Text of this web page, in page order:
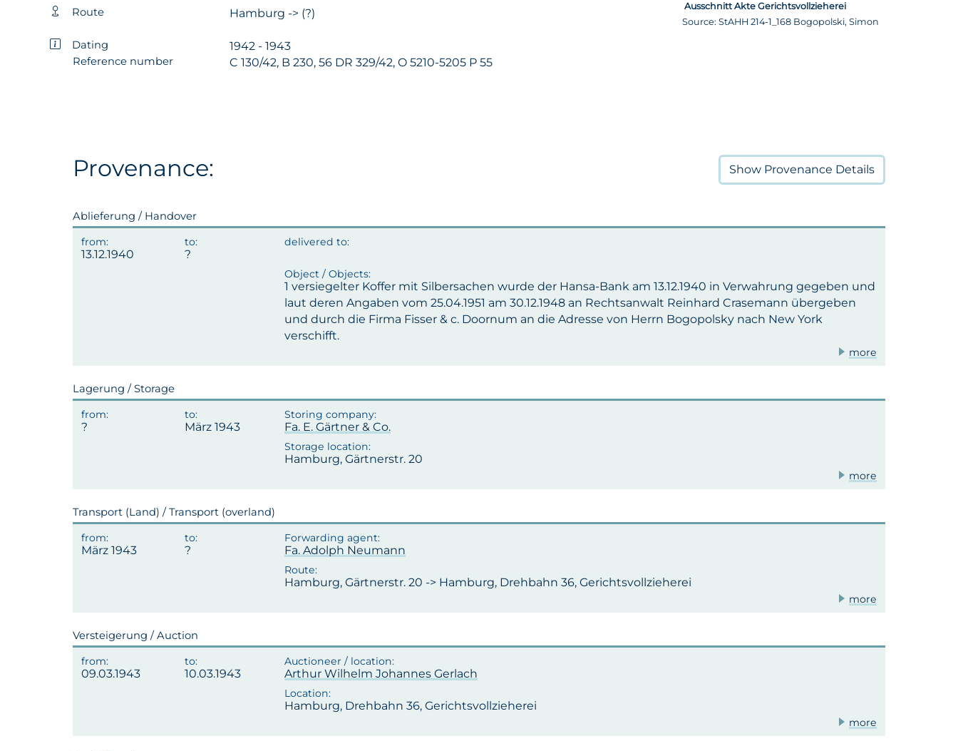
Route Hamburg -> (?)
Dating 1942 - 1943
Reference number C 130/42, B 230, 56 DR 329/42, O 5210-5205 P 55
Ausschnitt Akte Gerichtsvollzieherei
Source: StAHH 214-1_168 Bogopolski, Simon
Provenance: Show Provenance Details
Ablieferung / Handover
13.12.1940
1 versiegelter Koffer mit Silbersachen wurde der Hansa-Bank am 13.12.1940 in Verwahrung gegeben und
laut deren Angaben vom 25.04.1951 am 30.12.1948 an Rechtsanwalt Reinhard Crasemann übergeben
und durch die Firma Fisser & c. Doornum an die Adresse von Herrn Bogopolsky nach New York
verschifft.
more
Lagerung / Storage
März 1943 Fa. E. Gärtner & Co.
Hamburg, Gärtnerstr. 20
more
Transport (Land) / Transport (overland)
März 1943 Fa. Adolph Neumann
Hamburg, Gärtnerstr. 20 -> Hamburg, Drehbahn 36, Gerichtsvollzieherei
more
Versteigerung / Auction
09.03.1943 10.03.1943 Arthur Wilhelm Johannes Gerlach
Hamburg, Drehbahn 36, Gerichtsvollzieherei
more